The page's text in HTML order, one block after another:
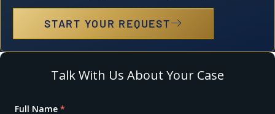
START YOUR REQUEST